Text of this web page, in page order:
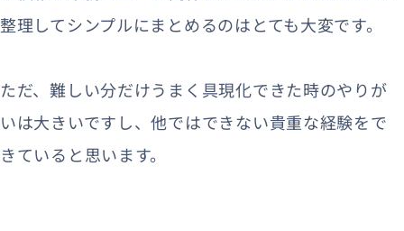
整理してシンプルにまとめるのはとても大変です。
ただ、難しい分だけうまく具現化できた時のやりが
いは大きいですし、他ではできない貴重な経験をで
きていると思います。